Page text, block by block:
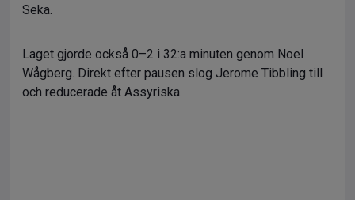
Seka.
Laget gjorde också 0–2 i 32:a minuten genom Noel
Wågberg. Direkt efter pausen slog Jerome Tibbling till
och reducerade åt Assyriska.